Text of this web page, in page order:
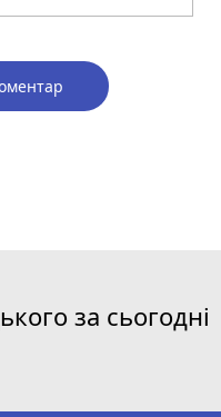
за сьогодні